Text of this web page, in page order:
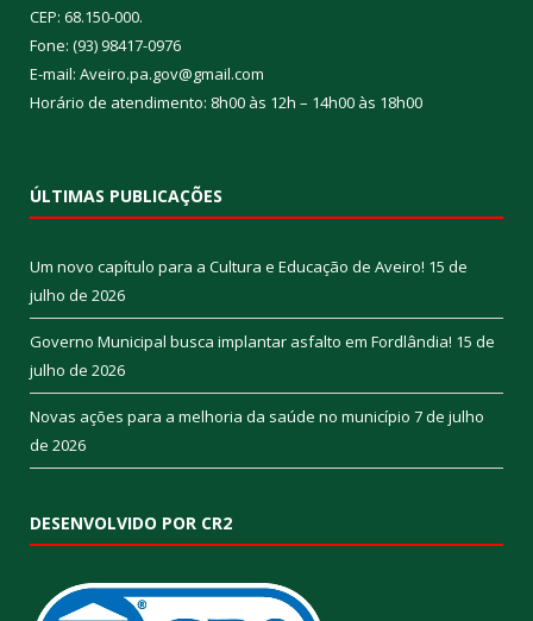
CEP: 68.150-000.
Fone: (93) 98417-0976
E-mail: Aveiro.pa.gov@gmail.com
Horário de atendimento: 8h00 às 12h – 14h00 às 18h00
ÚLTIMAS PUBLICAÇÕES
Um novo capítulo para a Cultura e Educação de Aveiro! 15 de
julho de 2026
Governo Municipal busca implantar asfalto em Fordlândia! 15 de
julho de 2026
Novas ações para a melhoria da saúde no município 7 de julho
de 2026
DESENVOLVIDO POR CR2